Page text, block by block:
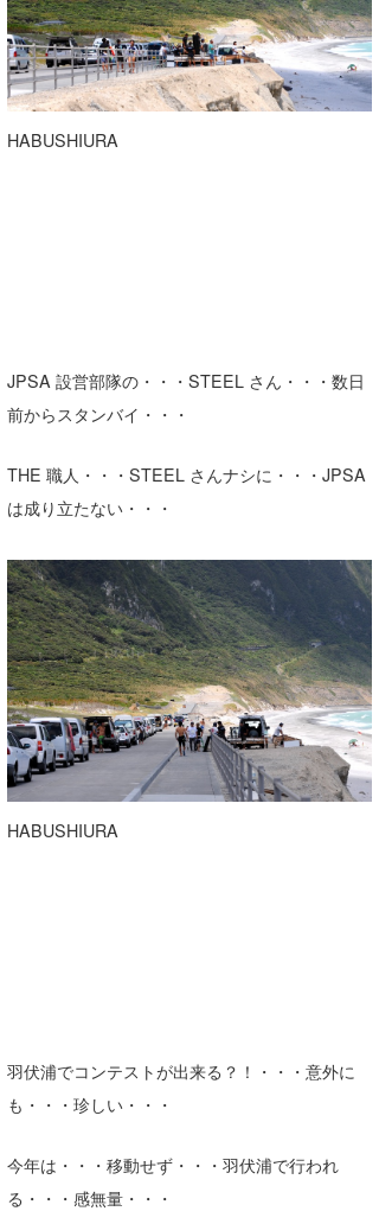
HABUSHIURA
JPSA 設営部隊の・・・STEEL さん・・・数日
前からスタンバイ・・・
THE 職人・・・STEEL さんナシに・・・JPSA
は成り立たない・・・
HABUSHIURA
羽伏浦でコンテストが出来る？！・・・意外に
も・・・珍しい・・・
今年は・・・移動せず・・・羽伏浦で行われ
る・・・感無量・・・